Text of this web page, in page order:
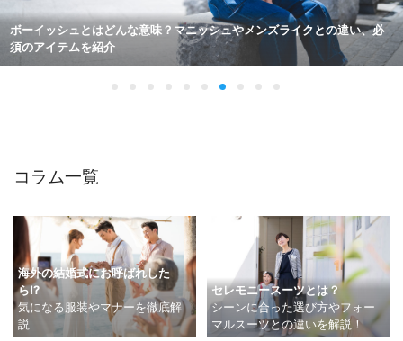
【メンズ向け】ビジネスバッグの選び方を6つのポイントに分けて詳しく
解説！
コラム一覧
海外の結婚式にお呼ばれした
ら!?
気になる服装やマナーを徹底解
説
セレモニースーツとは？
シーンに合った選び方やフォー
マルスーツとの違いを解説！